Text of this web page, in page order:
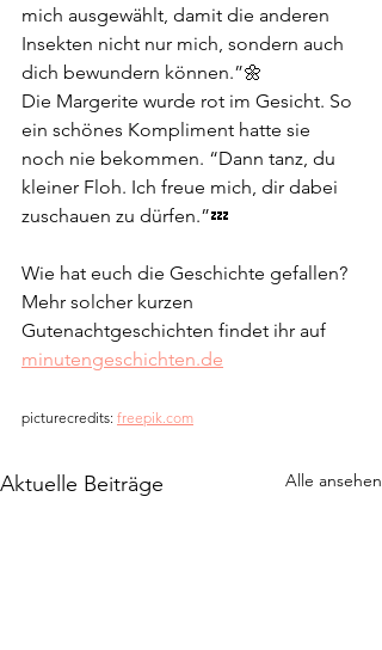
mich ausgewählt, damit die anderen
Insekten nicht nur mich, sondern auch
dich bewundern können.”🌼
Die Margerite wurde rot im Gesicht. So
ein schönes Kompliment hatte sie
noch nie bekommen. “Dann tanz, du
kleiner Floh. Ich freue mich, dir dabei
zuschauen zu dürfen.”💤
Wie hat euch die Geschichte gefallen?
Mehr solcher kurzen
Gutenachtgeschichten findet ihr auf
minutengeschichten.de
picturecredits: freepik.com
Aktuelle Beiträge Alle ansehen